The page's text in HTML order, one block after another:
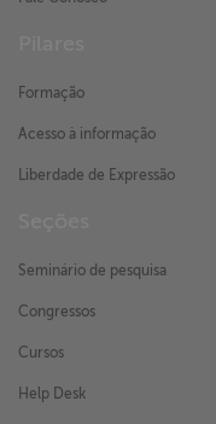
Formação
Acesso à informação
Liberdade de Expressão
Seminário de pesquisa
Congressos
Cursos
Help Desk